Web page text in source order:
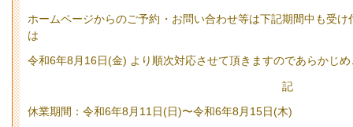
ホームページからのご予約・お問い合わせ等は下記期間中も受
は
令和6年8月16日(金) より順次対応させて頂きますのであらかじ
記
休業期間：令和6年8月11日(日)〜令和6年8月15日(木)